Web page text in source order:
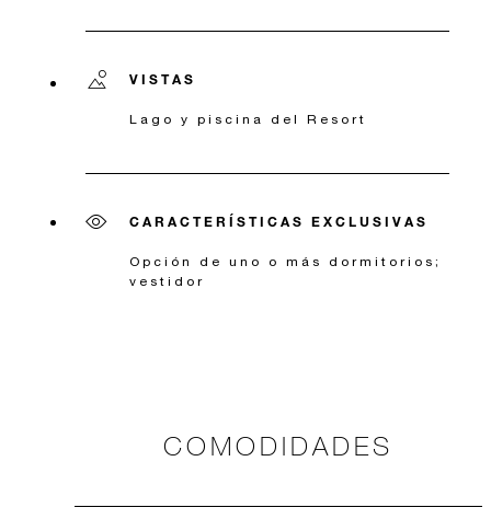
VISTAS
Lago y piscina del Resort
CARACTERÍSTICAS EXCLUSIVAS
Opción de uno o más dormitorios;
vestidor
COMODIDADES